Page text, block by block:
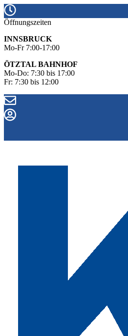
Öffnungszeiten
INNSBRUCK
Mo-Fr 7:00-17:00
ÖTZTAL BAHNHOF
Mo-Do: 7:30 bis 17:00
Fr: 7:30 bis 12:00